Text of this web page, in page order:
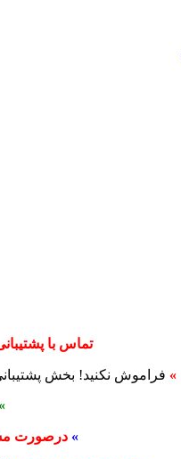
تماس با
» فراموش نکنید! بخش
1243
» درصورت